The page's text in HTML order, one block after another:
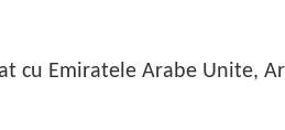
cu Emiratele Arabe Unite,